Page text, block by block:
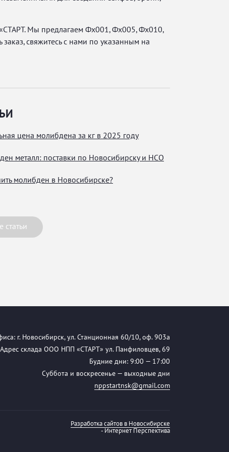
Мы предлагаем Фх001, Фх005, Фх010,
свяжитесь с нами по указанным на
цена молибдена за кг в 2025 году
металл: поставки по Новосибирску и НСО
молибден в Новосибирске?
статьи
г. Новосибирск, ул. Станционная 60/10, оф. 903а
Адрес склада ООО НПП «СТАРТ» ул. Панфиловцев, 69
Будние дни: 9:00 — 17:00
Суббота и воскресенье — выходные дни
nppstartnsk@gmail.com
Разработка сайтов в Новосибирске
- Интернет Перспектива